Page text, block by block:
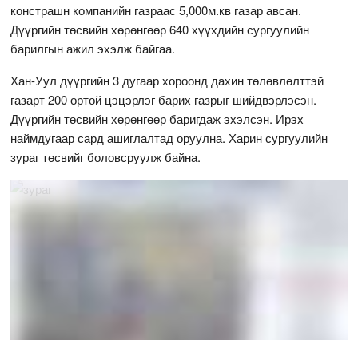
констрашн компанийн газраас 5,000м.кв газар авсан.
Дүүргийн төсвийн хөрөнгөөр 640 хүүхдийн сургуулийн
барилгын ажил эхэлж байгаа.
Хан-Уул дүүргийн 3 дугаар хороонд дахин төлөвлөлттэй
газарт 200 ортой цэцэрлэг барих газрыг шийдвэрлэсэн.
Дүүргийн төсвийн хөрөнгөөр баригдаж эхэлсэн. Ирэх
наймдугаар сард ашиглалтад оруулна. Харин сургуулийн
зураг төсвийг боловсруулж байна.